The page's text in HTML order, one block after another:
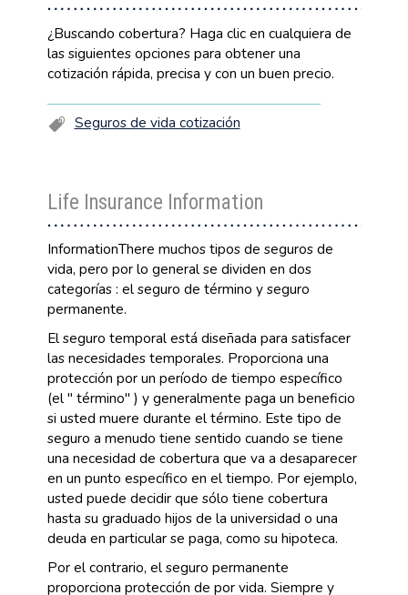
¿Buscando cobertura? Haga clic en cualquiera de
las siguientes opciones para obtener una
cotización rápida, precisa y con un buen precio.
Seguros de vida cotización
Life Insurance Information
InformationThere muchos tipos de seguros de
vida, pero por lo general se dividen en dos
categorías : el seguro de término y seguro
permanente.
El seguro temporal está diseñada para satisfacer
las necesidades temporales. Proporciona una
protección por un período de tiempo específico
(el " término" ) y generalmente paga un beneficio
si usted muere durante el término. Este tipo de
seguro a menudo tiene sentido cuando se tiene
una necesidad de cobertura que va a desaparecer
en un punto específico en el tiempo. Por ejemplo,
usted puede decidir que sólo tiene cobertura
hasta su graduado hijos de la universidad o una
deuda en particular se paga, como su hipoteca.
Por el contrario, el seguro permanente
proporciona protección de por vida. Siempre y